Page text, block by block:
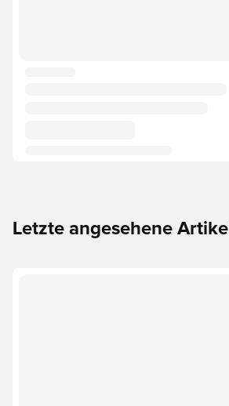
Letzte angesehene Artikel